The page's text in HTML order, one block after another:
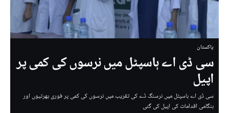
پاکستان
سی ڈی اے ہاسپٹل میں نرسوں کی کمی پر
اپیل
سی ڈی اے ہاسپٹل میں نرسنگ ڈے کی تقریب میں نرسوں کی کمی پر فوری بھرتیوں اور
ہنگامی اقدامات کی اپیل کی گئی